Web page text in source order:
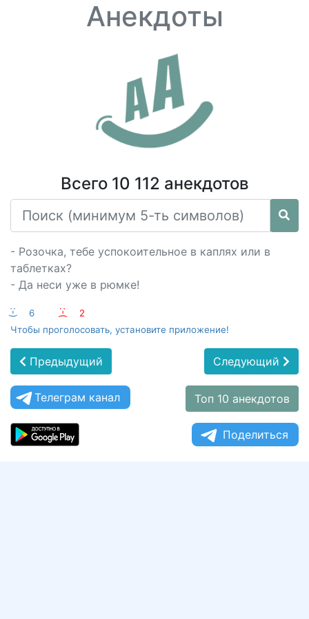
Анекдоты
Всего 10 112 анекдотов
- Розочка, тебе успокоительное в каплях или в
таблетках?
- Да неси уже в рюмке!
:-) 6 :-(
2
Чтобы проголосовать, установите приложение!
Предыдущий Следующий
Телеграм канал Топ 10 анекдотов
Поделиться